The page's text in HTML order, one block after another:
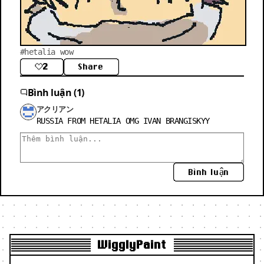
#hetalia wow
2 Share
Bình luận (1)
アクリアン
RUSSIA FROM HETALIA OMG IVAN BRANGISKYY
Bình luận
WigglyPaint